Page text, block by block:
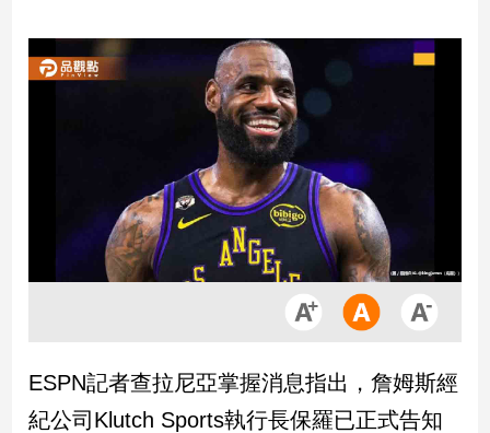
產
經/
品
政
ESPN記者查拉尼亞掌握消息指出，詹姆斯經
紀公司Klutch Sports執行長保羅已正式告知